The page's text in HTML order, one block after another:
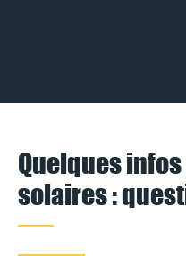
Quelques
solaires :